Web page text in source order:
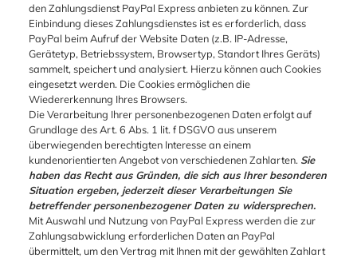
den Zahlungsdienst PayPal Express anbieten zu können. Zur
Einbindung dieses Zahlungsdienstes ist es erforderlich, dass
PayPal beim Aufruf der Website Daten (z.B. IP-Adresse,
Gerätetyp, Betriebssystem, Browsertyp, Standort Ihres Geräts)
sammelt, speichert und analysiert. Hierzu können auch Cookies
eingesetzt werden. Die Cookies ermöglichen die
Wiedererkennung Ihres Browsers.
Die Verarbeitung Ihrer personenbezogenen Daten erfolgt auf
Grundlage des Art. 6 Abs. 1 lit. f DSGVO aus unserem
überwiegenden berechtigten Interesse an einem
kundenorientierten Angebot von verschiedenen Zahlarten. Sie
haben das Recht aus Gründen, die sich aus Ihrer besonderen
Situation ergeben, jederzeit dieser Verarbeitungen Sie
betreffender personenbezogener Daten zu widersprechen.
Mit Auswahl und Nutzung von PayPal Express werden die zur
Zahlungsabwicklung erforderlichen Daten an PayPal
übermittelt, um den Vertrag mit Ihnen mit der gewählten Zahlart